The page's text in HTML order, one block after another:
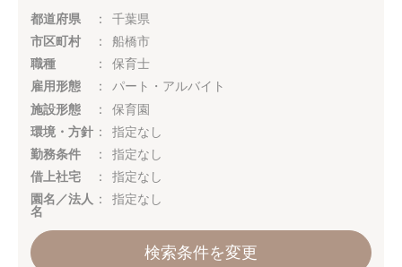
都道府県
千葉県
市区町村
船橋市
職種
保育士
雇用形態
パート・アルバイト
施設形態
保育園
環境・方針
指定なし
勤務条件
指定なし
借上社宅
指定なし
園名／法人
名
指定なし
検索条件を変更